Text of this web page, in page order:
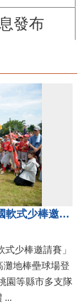
發布
第二屆台灣火星人棒球大會暨U13全國軟式少棒邀請賽在苗栗舉辦
少棒邀請賽」
地棒壘球場登
園等縣市多支隊
伍參加，8日上午在頭屋國中舉行開幕典禮 ...